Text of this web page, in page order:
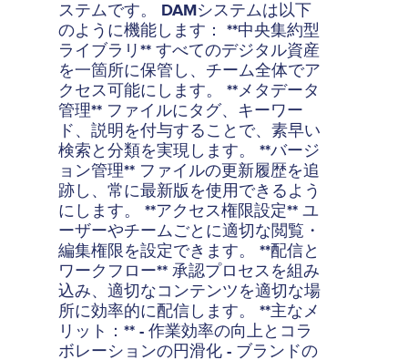
ステムです。 DAMシステムは以下
のように機能します： **中央集約型
ライブラリ** すべてのデジタル資産
を一箇所に保管し、チーム全体でア
クセス可能にします。 **メタデータ
管理** ファイルにタグ、キーワー
ド、説明を付与することで、素早い
検索と分類を実現します。 **バージ
ョン管理** ファイルの更新履歴を追
跡し、常に最新版を使用できるよう
にします。 **アクセス権限設定** ユ
ーザーやチームごとに適切な閲覧・
編集権限を設定できます。 **配信と
ワークフロー** 承認プロセスを組み
込み、適切なコンテンツを適切な場
所に効率的に配信します。 **主なメ
リット：** - 作業効率の向上とコラ
ボレーションの円滑化 - ブランドの